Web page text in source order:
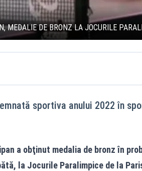
MEDALIE DE BRONZ LA JOCURILE
sportiva anului 2022 în
a obţinut medalia de bronz în
la Jocurile Paralimpice de la